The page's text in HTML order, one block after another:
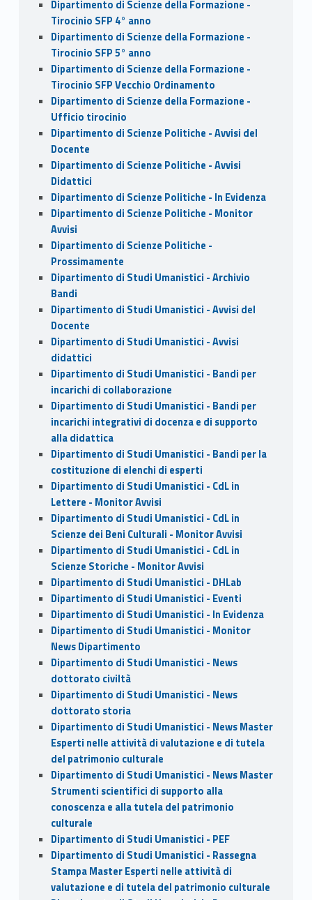
Dipartimento di Scienze della Formazione -
Tirocinio SFP 4° anno
Dipartimento di Scienze della Formazione -
Tirocinio SFP 5° anno
Dipartimento di Scienze della Formazione -
Tirocinio SFP Vecchio Ordinamento
Dipartimento di Scienze della Formazione -
Ufficio tirocinio
Dipartimento di Scienze Politiche - Avvisi del
Docente
Dipartimento di Scienze Politiche - Avvisi
Didattici
Dipartimento di Scienze Politiche - In Evidenza
Dipartimento di Scienze Politiche - Monitor
Avvisi
Dipartimento di Scienze Politiche -
Prossimamente
Dipartimento di Studi Umanistici - Archivio
Bandi
Dipartimento di Studi Umanistici - Avvisi del
Docente
Dipartimento di Studi Umanistici - Avvisi
didattici
Dipartimento di Studi Umanistici - Bandi per
incarichi di collaborazione
Dipartimento di Studi Umanistici - Bandi per
incarichi integrativi di docenza e di supporto
alla didattica
Dipartimento di Studi Umanistici - Bandi per la
costituzione di elenchi di esperti
Dipartimento di Studi Umanistici - CdL in
Lettere - Monitor Avvisi
Dipartimento di Studi Umanistici - CdL in
Scienze dei Beni Culturali - Monitor Avvisi
Dipartimento di Studi Umanistici - CdL in
Scienze Storiche - Monitor Avvisi
Dipartimento di Studi Umanistici - DHLab
Dipartimento di Studi Umanistici - Eventi
Dipartimento di Studi Umanistici - In Evidenza
Dipartimento di Studi Umanistici - Monitor
News Dipartimento
Dipartimento di Studi Umanistici - News
dottorato civiltà
Dipartimento di Studi Umanistici - News
dottorato storia
Dipartimento di Studi Umanistici - News Master
Esperti nelle attività di valutazione e di tutela
del patrimonio culturale
Dipartimento di Studi Umanistici - News Master
Strumenti scientifici di supporto alla
conoscenza e alla tutela del patrimonio
culturale
Dipartimento di Studi Umanistici - PEF
Dipartimento di Studi Umanistici - Rassegna
Stampa Master Esperti nelle attività di
valutazione e di tutela del patrimonio culturale